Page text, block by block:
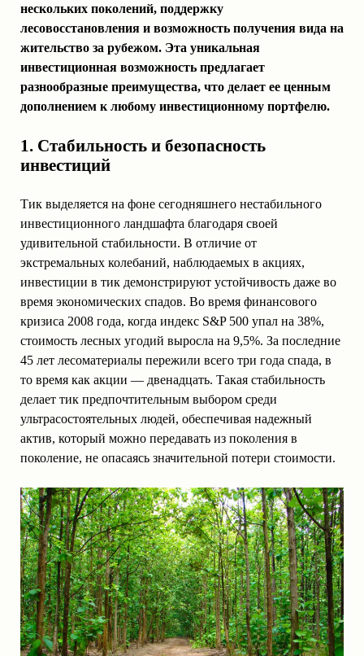
нескольких поколений, поддержку
лесовосстановления и возможность получения вида на
жительство за рубежом. Эта уникальная
инвестиционная возможность предлагает
разнообразные преимущества, что делает ее ценным
дополнением к любому инвестиционному портфелю.
1. Стабильность и безопасность
инвестиций
Тик выделяется на фоне сегодняшнего нестабильного
инвестиционного ландшафта благодаря своей
удивительной стабильности. В отличие от
экстремальных колебаний, наблюдаемых в акциях,
инвестиции в тик демонстрируют устойчивость даже во
время экономических спадов. Во время финансового
кризиса 2008 года, когда индекс S&P 500 упал на 38%,
стоимость лесных угодий выросла на 9,5%. За последние
45 лет лесоматериалы пережили всего три года спада, в
то время как акции — двенадцать. Такая стабильность
делает тик предпочтительным выбором среди
ультрасостоятельных людей, обеспечивая надежный
актив, который можно передавать из поколения в
поколение, не опасаясь значительной потери стоимости.